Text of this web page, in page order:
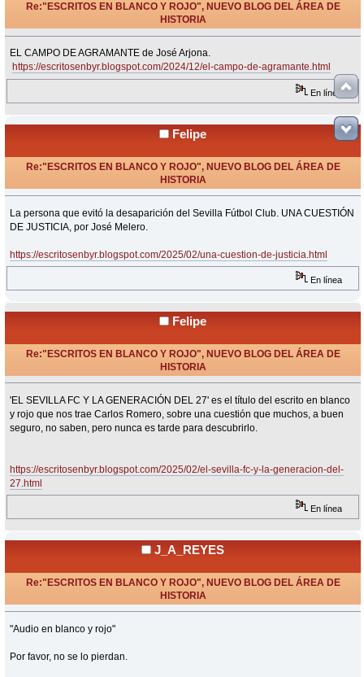
Re:"ESCRITOS EN BLANCO Y ROJO", NUEVO BLOG DEL ÁREA DE
HISTORIA
EL CAMPO DE AGRAMANTE de José Arjona.
https://escritosenbyr.blogspot.com/2024/12/el-campo-de-agramante.html
En línea
Felipe
Re:"ESCRITOS EN BLANCO Y ROJO", NUEVO BLOG DEL ÁREA DE
HISTORIA
La persona que evitó la desaparición del Sevilla Fútbol Club. UNA CUESTIÓN
DE JUSTICIA, por José Melero.
https://escritosenbyr.blogspot.com/2025/02/una-cuestion-de-justicia.html
En línea
Felipe
Re:"ESCRITOS EN BLANCO Y ROJO", NUEVO BLOG DEL ÁREA DE
HISTORIA
'EL SEVILLA FC Y LA GENERACIÓN DEL 27' es el título del escrito en blanco
y rojo que nos trae Carlos Romero, sobre una cuestión que muchos, a buen
seguro, no saben, pero nunca es tarde para descubrirlo.
https://escritosenbyr.blogspot.com/2025/02/el-sevilla-fc-y-la-generacion-del-
27.html
En línea
J_A_REYES
Re:"ESCRITOS EN BLANCO Y ROJO", NUEVO BLOG DEL ÁREA DE
HISTORIA
"Audio en blanco y rojo"
Por favor, no se lo pierdan.